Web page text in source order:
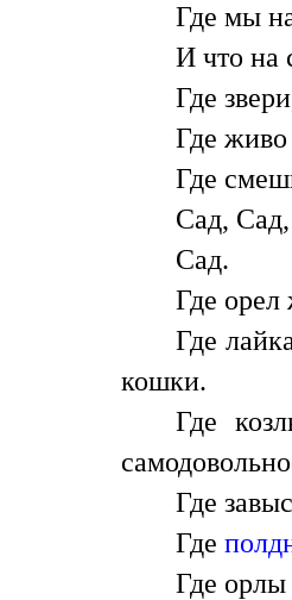
Где мы
И что на
Где
Где
Где
Сад, Сад,
Сад.
Где орел
Где
кошки.
Где
Где
Где
Где орлы